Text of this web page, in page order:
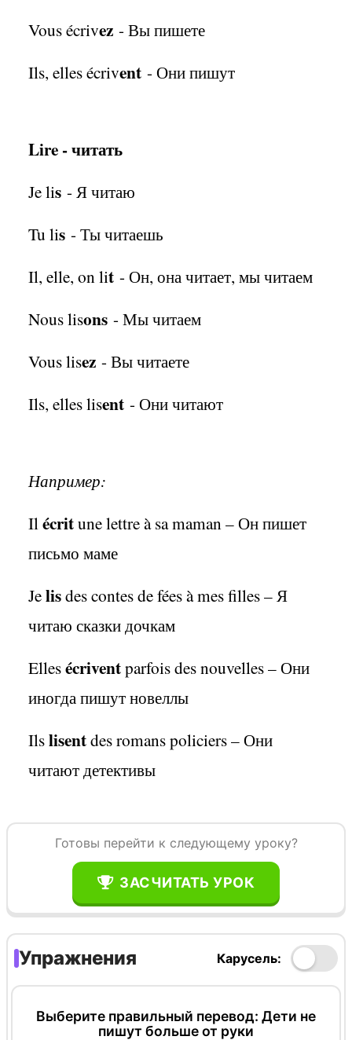
Vous écrivez - Вы пишете
Ils, elles écrivent - Они пишут
Lire - читать
Je lis - Я читаю
Tu lis - Ты читаешь
Il, elle, on lit - Он, она читает, мы читаем
Nous lisons - Мы читаем
Vous lisez - Вы читаете
Ils, elles lisent - Они читают
Например:
Ilécritune lettre à sa maman – Он пишет
письмо маме
Jelisdes contes de fées à mes filles – Я
читаю сказки дочкам
Ellesécriventparfois des nouvelles – Они
иногда пишут новеллы
Ilslisentdes romans policiers – Они
читают детективы
Готовы перейти к следующему уроку?
ЗАСЧИТАТЬ УРОК
Упражнения Карусель:
Выберите правильный перевод: Дети не
пишут больше от руки